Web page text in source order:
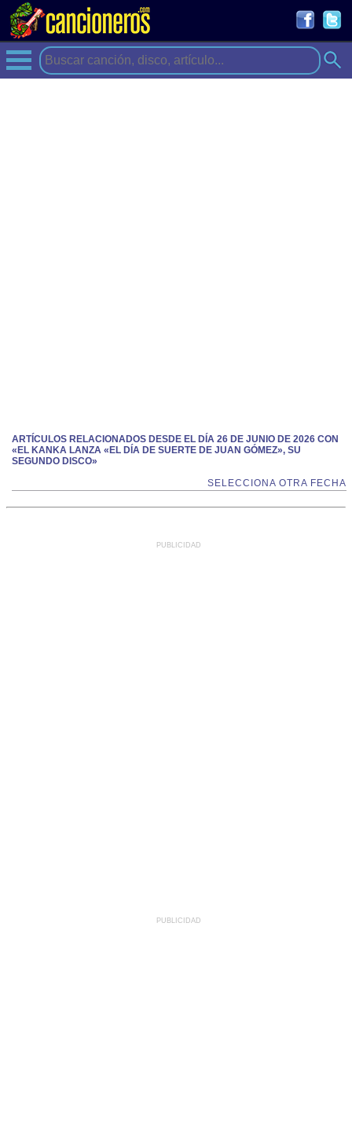
ARTÍCULOS RELACIONADOS DESDE EL DÍA 26 DE JUNIO DE 2026 CON
«EL KANKA LANZA «EL DÍA DE SUERTE DE JUAN GÓMEZ», SU
SEGUNDO DISCO»
SELECCIONA OTRA FECHA
PUBLICIDAD
PUBLICIDAD